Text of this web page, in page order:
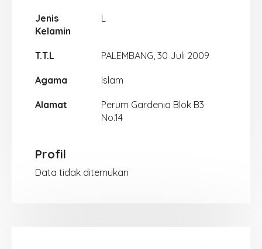
Jenis
Kelamin
L
T.T.L PALEMBANG, 30 Juli 2009
Agama Islam
Alamat
Perum Gardenia Blok B3
No.14
Profil
Data tidak ditemukan